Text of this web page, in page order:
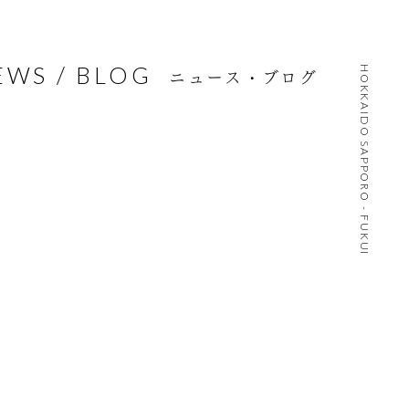
HOKKAIDO SAPPORO - FUKUI
/ BLOG ニュース・ブログ